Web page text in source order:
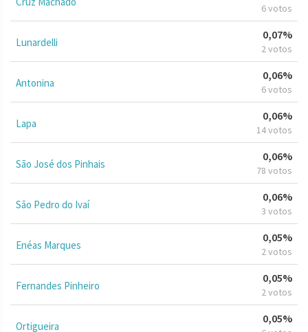
6 votos
Lunardelli
0,07%
2 votos
Antonina
0,06%
6 votos
Lapa
0,06%
14 votos
São José dos Pinhais
0,06%
78 votos
São Pedro do Ivaí
0,06%
3 votos
Enéas Marques
0,05%
2 votos
Fernandes Pinheiro
0,05%
2 votos
Ortigueira
0,05%